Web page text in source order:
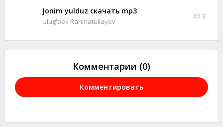
Jonim yulduz скачать mp3
Ulug'bek Rahmatullayev
4:13
Комментарии (0)
Комментировать